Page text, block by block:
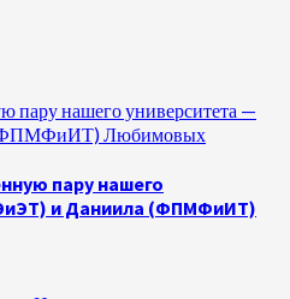
пару нашего университета —
Любимовых
пару нашего
и Даниила (ФПМФиИТ)